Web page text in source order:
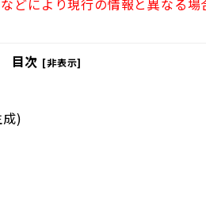
どにより現行の情報と異なる場
目次 [非表示]
)